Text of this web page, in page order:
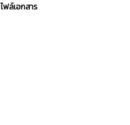
ไฟล์เอกสาร